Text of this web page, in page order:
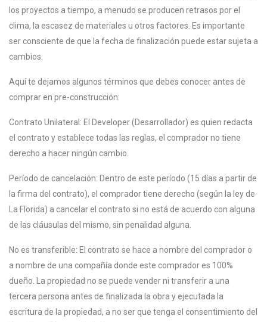
los proyectos a tiempo, a menudo se producen retrasos por el
clima, la escasez de materiales u otros factores. Es importante
ser consciente de que la fecha de finalización puede estar sujeta a
cambios.
Aquí te dejamos algunos términos que debes conocer antes de
comprar en pre-construcción:
Contrato Unilateral: El Developer (Desarrollador) es quien redacta
el contrato y establece todas las reglas, el comprador no tiene
derecho a hacer ningún cambio.
Período de cancelación: Dentro de este período (15 días a partir de
la firma del contrato), el comprador tiene derecho (según la ley de
La Florida) a cancelar el contrato si no está de acuerdo con alguna
de las cláusulas del mismo, sin penalidad alguna.
No es transferible: El contrato se hace a nombre del comprador o
a nombre de una compañía donde este comprador es 100%
dueño. La propiedad no se puede vender ni transferir a una
tercera persona antes de finalizada la obra y ejecutada la
escritura de la propiedad, a no ser que tenga el consentimiento del